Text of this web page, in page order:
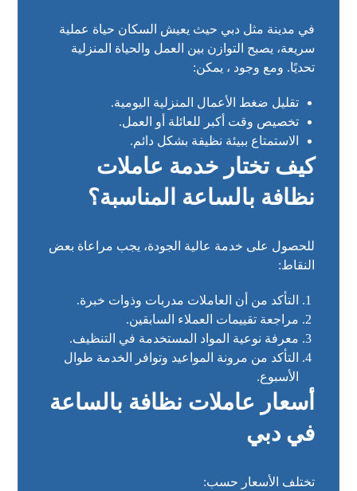
في مدينة مثل دبي حيث يعيش السكان حياة عملية
سريعة، يصبح التوازن بين العمل والحياة المنزلية
تحديًا. ومع وجود ، يمكن:
تقليل ضغط الأعمال المنزلية اليومية.
تخصيص وقت أكبر للعائلة أو العمل.
الاستمتاع ببيئة نظيفة بشكل دائم.
كيف تختار خدمة عاملات
نظافة بالساعة المناسبة؟
للحصول على خدمة عالية الجودة، يجب مراعاة بعض
النقاط:
التأكد من أن العاملات مدربات وذوات خبرة.
مراجعة تقييمات العملاء السابقين.
معرفة نوعية المواد المستخدمة في التنظيف.
التأكد من مرونة المواعيد وتوافر الخدمة طوال
الأسبوع.
أسعار عاملات نظافة بالساعة
في دبي
تختلف الأسعار حسب: